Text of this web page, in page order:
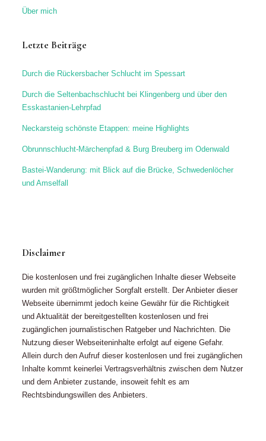
Über mich
Letzte Beiträge
Durch die Rückersbacher Schlucht im Spessart
Durch die Seltenbachschlucht bei Klingenberg und über den
Esskastanien-Lehrpfad
Neckarsteig schönste Etappen: meine Highlights
Obrunnschlucht-Märchenpfad & Burg Breuberg im Odenwald
Bastei-Wanderung: mit Blick auf die Brücke, Schwedenlöcher
und Amselfall
Disclaimer
Die kostenlosen und frei zugänglichen Inhalte dieser Webseite
wurden mit größtmöglicher Sorgfalt erstellt. Der Anbieter dieser
Webseite übernimmt jedoch keine Gewähr für die Richtigkeit
und Aktualität der bereitgestellten kostenlosen und frei
zugänglichen journalistischen Ratgeber und Nachrichten. Die
Nutzung dieser Webseiteninhalte erfolgt auf eigene Gefahr.
Allein durch den Aufruf dieser kostenlosen und frei zugänglichen
Inhalte kommt keinerlei Vertragsverhältnis zwischen dem Nutzer
und dem Anbieter zustande, insoweit fehlt es am
Rechtsbindungswillen des Anbieters.